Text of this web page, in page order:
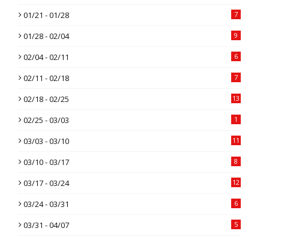
01/21 - 01/28 7
01/28 - 02/04 9
02/04 - 02/11 6
02/11 - 02/18 7
02/18 - 02/25 13
02/25 - 03/03 1
03/03 - 03/10 11
03/10 - 03/17 8
03/17 - 03/24 12
03/24 - 03/31 6
03/31 - 04/07 5